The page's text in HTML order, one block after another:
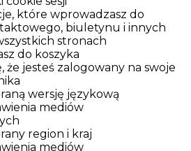
które wprowadzasz do
biuletynu i innych
stronach
do koszyka
że jesteś zalogowany na swoje
wersję językową
mediów
region i kraj
mediów